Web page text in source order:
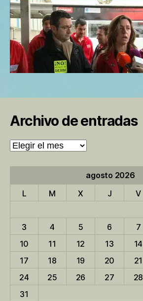
Archivo de entradas
Archivo
de
entradas
agosto 2026
L
M X J V
3
4 5 6 7
10
11 12 13 14
17
18 19 20 21
24
25 26 27 28
31